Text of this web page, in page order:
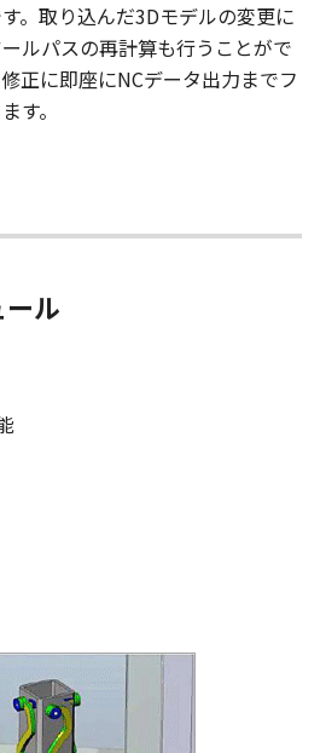
。取り込んだ3Dモデルの変更に
ルパスの再計算も行うことがで
正に即座にNCデータ出力までフ
す。
ル